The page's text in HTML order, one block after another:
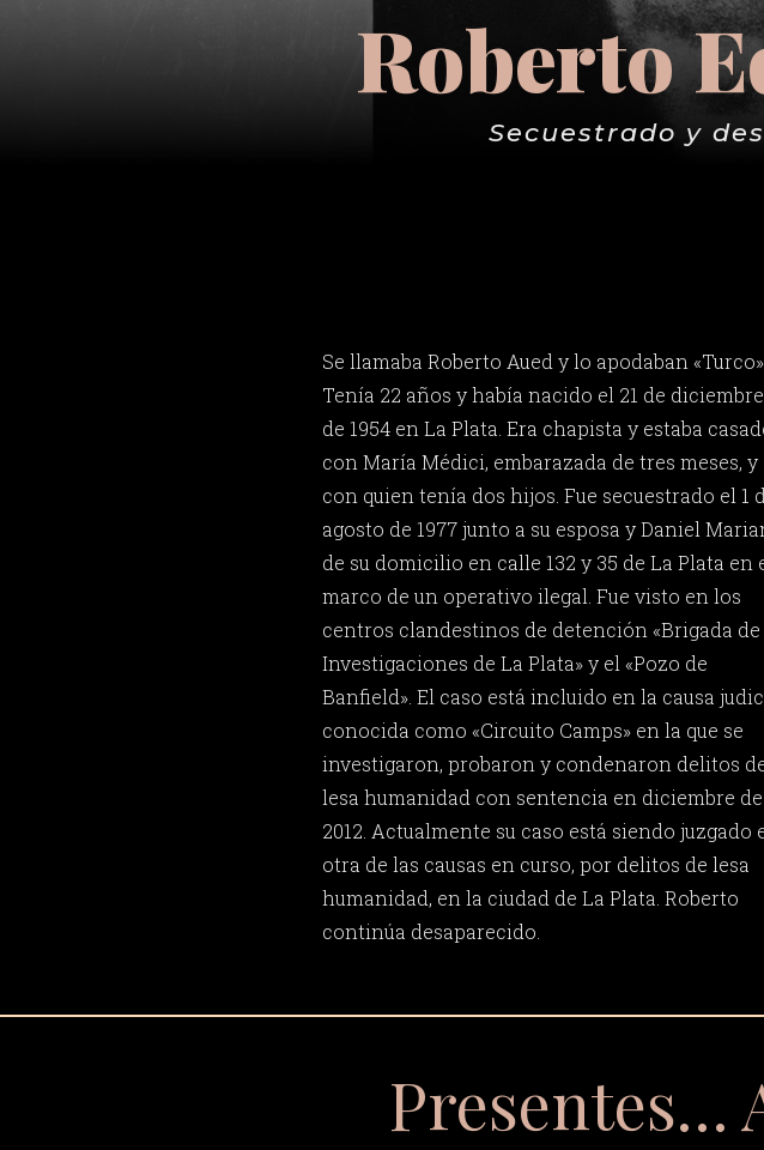
Roberto
Secuestrado y
Se llamaba Roberto Aued y lo apodaban «Turco».
Tenía 22 años y había nacido el 21 de diciembre
de 1954 en La Plata. Era chapista y estaba
con María Médici, embarazada de tres meses, y
con quien tenía dos hijos. Fue secuestrado el 1
agosto de 1977 junto a su esposa y Daniel
de su domicilio en calle 132 y 35 de La Plata en
marco de un operativo ilegal. Fue visto en los
centros clandestinos de detención «Brigada de
Investigaciones de La Plata» y el «Pozo de
Banfield». El caso está incluido en la causa
conocida como «Circuito Camps» en la que se
investigaron, probaron y condenaron delitos
lesa humanidad con sentencia en diciembre de
2012. Actualmente su caso está siendo juzgado
otra de las causas en curso, por delitos de lesa
humanidad, en la ciudad de La Plata. Roberto
continúa desaparecido.
Presentes…